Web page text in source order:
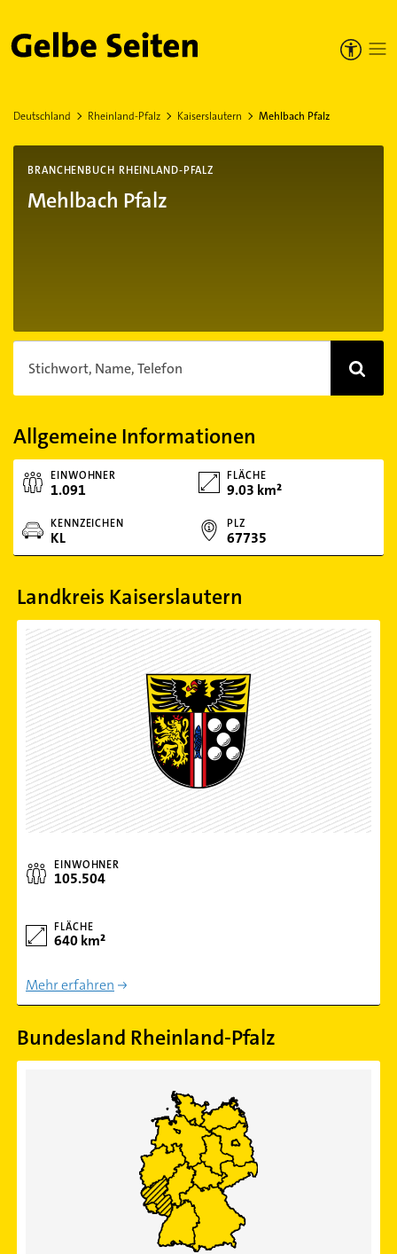
Gelbe Seiten
Deutschland Rheinland-Pfalz Kaiserslautern Mehlbach Pfalz
BRANCHENBUCH RHEINLAND-PFALZ
Mehlbach Pfalz
Stichwort, Name, Telefon
Allgemeine Informationen
EINWOHNER
1.091
FLÄCHE
9.03 km²
KENNZEICHEN
KL
PLZ
67735
Landkreis Kaiserslautern
EINWOHNER
105.504
FLÄCHE
640 km²
Mehr erfahren
Bundesland Rheinland-Pfalz